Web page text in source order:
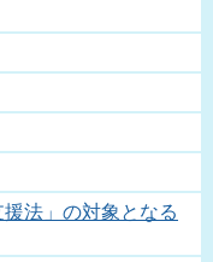
法」の対象となる